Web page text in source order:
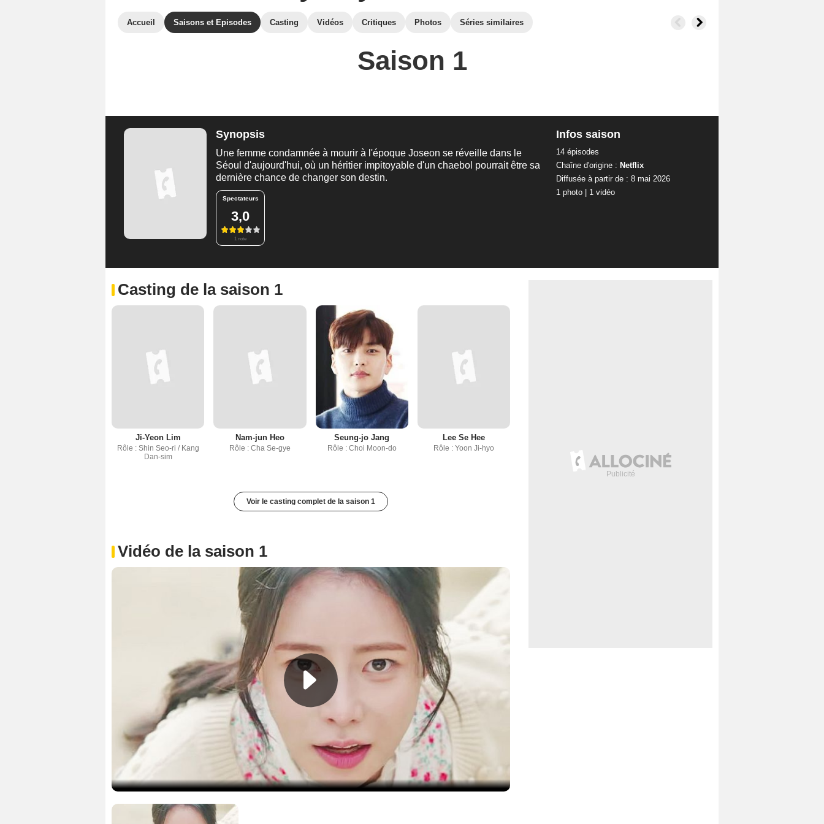
Accueil Saisons et Episodes Casting Vidéos Critiques Photos Séries similaires
Saison 1
Synopsis
Une femme condamnée à mourir à l'époque Joseon se réveille dans le
Séoul d'aujourd'hui, où un héritier impitoyable d'un chaebol pourrait être sa
dernière chance de changer son destin.
Spectateurs
3,0
1 note
Infos saison
14 épisodes
Chaîne d'origine : Netflix
Diffusée à partir de : 8 mai 2026
1 photo| 1 vidéo
Casting de la saison 1
Ji-Yeon Lim
Rôle : Shin Seo-ri / Kang
Dan-sim
Nam-jun Heo
Rôle : Cha Se-gye
Seung-jo Jang
Rôle : Choi Moon-do
Lee Se Hee
Rôle : Yoon Ji-hyo
Voir le casting complet de la saison 1
Vidéo de la saison 1